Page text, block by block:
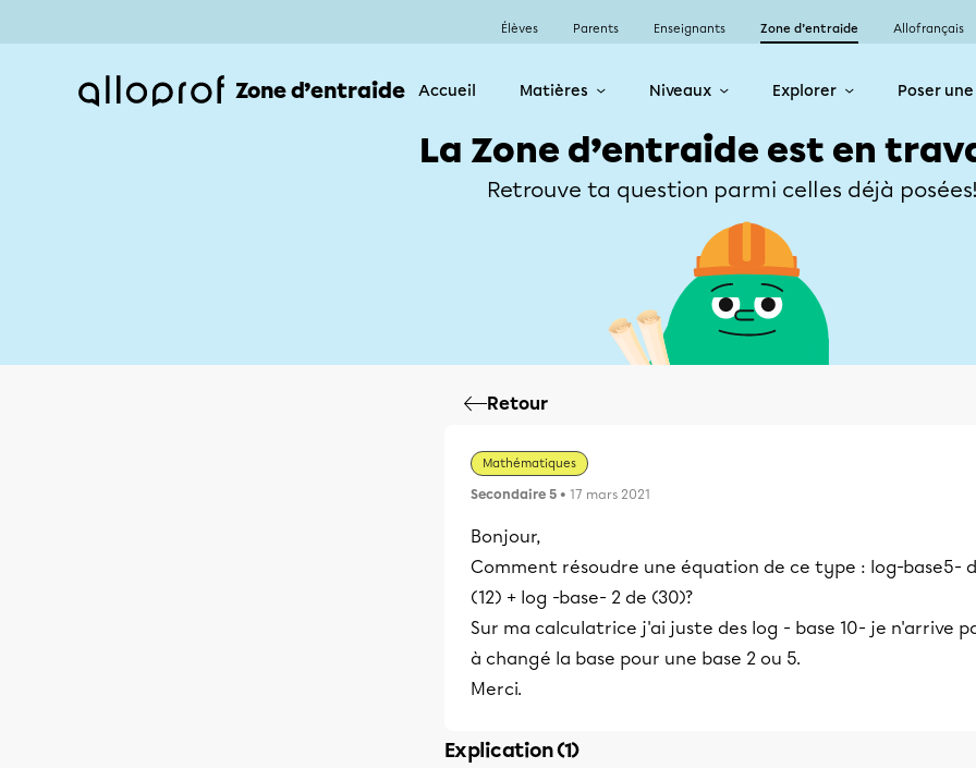
Élèves Parents Enseignants Zone d’entraide Allofrançais
Zone d’entraide Accueil Matières Niveaux Explorer Poser
La Zone d’entraide est en
Retrouve ta question parmi celles déjà
Retour
Mathématiques
Secondaire 5 • 17 mars 2021
Bonjour,
Comment résoudre une équation de ce type : log-base5-
(12) + log -base- 2 de (30)?
Sur ma calculatrice j'ai juste des log - base 10- je n'arrive
à changé la base pour une base 2 ou 5.
Merci.
Explication (1)